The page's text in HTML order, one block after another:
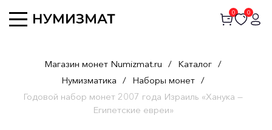
0 0
Магазин монет Numizmat.ru / Каталог /
Нумизматика / Наборы монет /
Годовой набор монет 2007 года Израиль «Ханука —
Египетские евреи»